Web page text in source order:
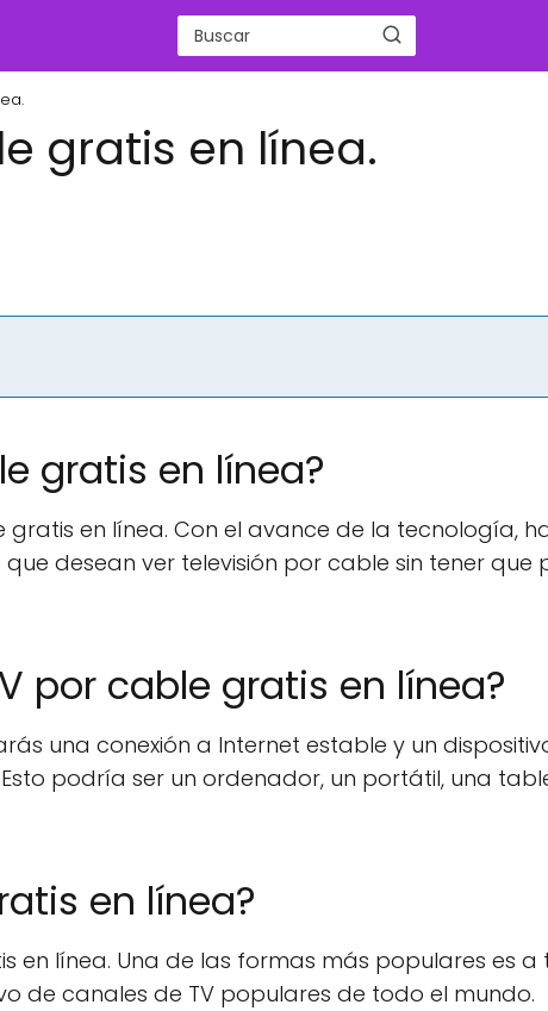
gratis en línea.
gratis en línea?
gratis en línea. Con el avance de la tecnología,
desean ver televisión por cable sin tener que
por cable gratis en línea?
una conexión a Internet estable y un
podría ser un ordenador, un portátil, una
en línea?
en línea. Una de las formas más populares es a
de canales de TV populares de todo el mundo.